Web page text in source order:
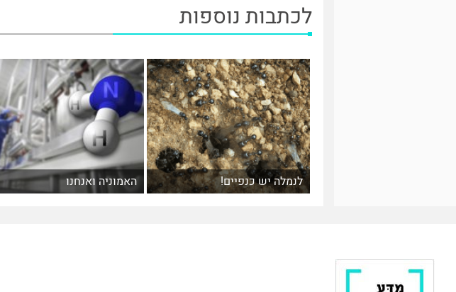
לכתבות נוספות
לנמלה יש כנפיים! האמוניה ואנחנו